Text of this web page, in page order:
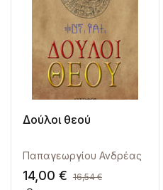
Δούλοι θεού
Παπαγεωργίου Ανδρέας
14,00 € 16,54€